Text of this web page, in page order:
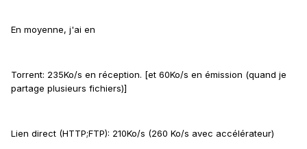
En moyenne, j'ai en
Torrent: 235Ko/s en réception. [et 60Ko/s en émission (quand je
partage plusieurs fichiers)]
Lien direct (HTTP;FTP): 210Ko/s (260 Ko/s avec accélérateur)